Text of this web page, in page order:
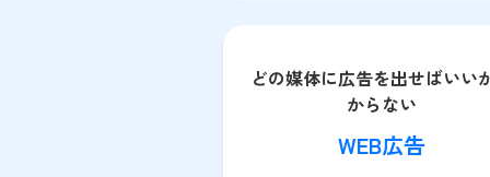
どの媒体に広告を出せばいい
からない
WEB広告